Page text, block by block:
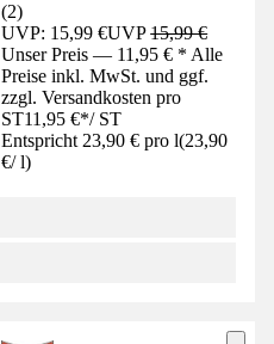
(2)
UVP: 15,99 €UVP15,99 €
Unser Preis — 11,95 € * Alle
Preise inkl. MwSt. und ggf.
zzgl. Versandkosten pro
ST11,95 €*/ ST
Entspricht 23,90 € pro l(23,90
€/ l)